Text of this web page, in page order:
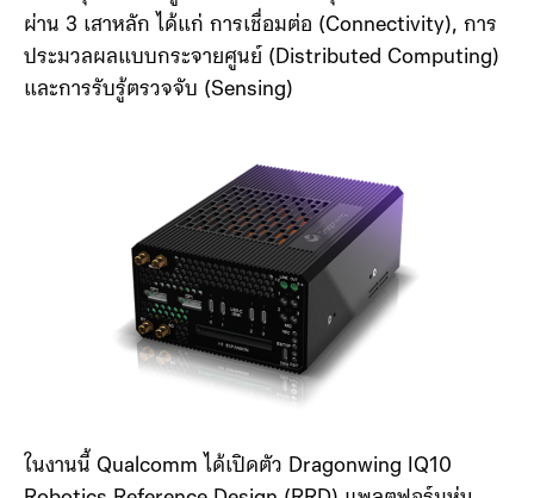
นอกจากนี้ Qualcomm ยังได้นิยาม 6G ว่าจะเป็นเครือข่าย
ไร้สายยุคแรกที่ “ถูกออกแบบมาเพื่อยุค AI โดยเฉพาะ”
ประมวลผลแบบกระจายศูนย์ (Distributed Computing)
และการรับรู้ตรวจจับ (Sensing)